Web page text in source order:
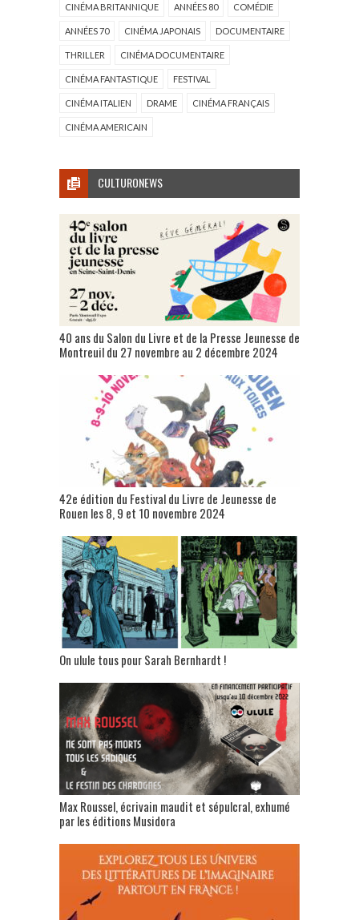
CINÉMA BRITANNIQUE ANNÉES 80 COMÉDIE
ANNÉES 70 CINÉMA JAPONAIS DOCUMENTAIRE
THRILLER CINÉMA DOCUMENTAIRE
CINÉMA FANTASTIQUE FESTIVAL
CINÉMA ITALIEN DRAME CINÉMA FRANÇAIS
CINÉMA AMERICAIN
CULTURONEWS
40 ans du Salon du Livre et de la Presse Jeunesse de
Montreuil du 27 novembre au 2 décembre 2024
42e édition du Festival du Livre de Jeunesse de
Rouen les 8, 9 et 10 novembre 2024
On ulule tous pour Sarah Bernhardt !
Max Roussel, écrivain maudit et sépulcral, exhumé
par les éditions Musidora